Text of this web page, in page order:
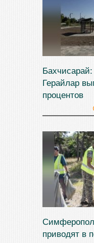
Герайлар
процентов
приводят в